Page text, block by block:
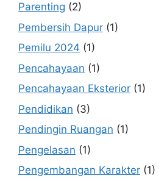
Parenting (2)
Pembersih Dapur (1)
Pemilu 2024 (1)
Pencahayaan (1)
Pencahayaan Eksterior (1)
Pendidikan (3)
Pendingin Ruangan (1)
Pengelasan (1)
Pengembangan Karakter (1)